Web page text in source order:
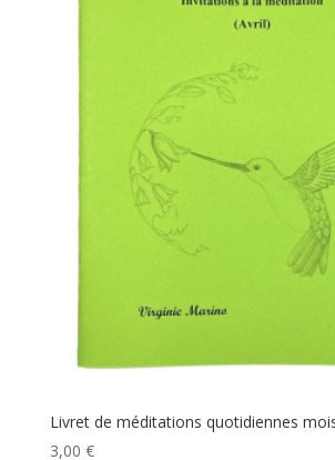
Livret de méditations quotidiennes mois
3,00 €